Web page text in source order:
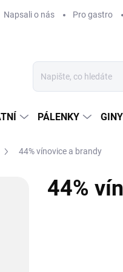
Napsali o nás Pro gastro
PÁLENKY
44% vínovice a brandy
44%